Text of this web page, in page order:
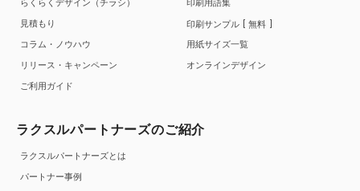
らくらくデザイン（チラシ）
見積もり
コラム・ノウハウ
リリース・キャンペーン
ご利用ガイド
印刷用語集
印刷サンプル
無料
用紙サイズ一覧
オンラインデザイン
ラクスルパートナーズのご紹介
ラクスルパートナーズとは
パートナー事例